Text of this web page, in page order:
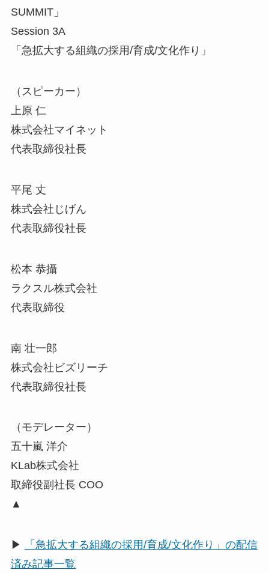
SUMMIT」
Session 3A
「急拡大する組織の採用/育成/文化作り」
（スピーカー）
上原 仁
株式会社マイネット
代表取締役社長
平尾 丈
株式会社じげん
代表取締役社長
松本 恭攝
ラクスル株式会社
代表取締役
南 壮一郎
株式会社ビズリーチ
代表取締役社長
（モデレーター）
五十嵐 洋介
KLab株式会社
取締役副社長 COO
▲
▶
「急拡大する組織の採用/育成/文化作り」の配信
済み記事一覧